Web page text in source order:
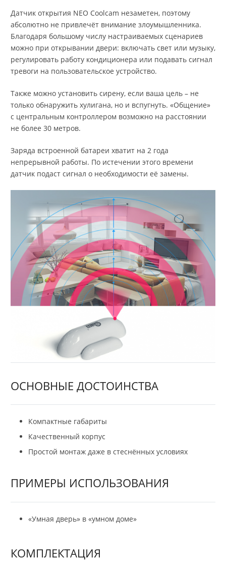
Датчик открытия NEO Coolcam незаметен, поэтому
абсолютно не привлечёт внимание злоумышленника.
Благодаря большому числу настраиваемых сценариев
можно при открывании двери: включать свет или музыку,
регулировать работу кондиционера или подавать сигнал
тревоги на пользовательское устройство.
Также можно установить сирену, если ваша цель – не
только обнаружить хулигана, но и вспугнуть. «Общение»
с центральным контроллером возможно на расстоянии
не более 30 метров.
Заряда встроенной батареи хватит на 2 года
непрерывной работы. По истечении этого времени
датчик подаст сигнал о необходимости её замены.
ОСНОВНЫЕ ДОСТОИНСТВА
Компактные габариты
Качественный корпус
Простой монтаж даже в стеснённых условиях
ПРИМЕРЫ ИСПОЛЬЗОВАНИЯ
«Умная дверь» в «умном доме»
КОМПЛЕКТАЦИЯ